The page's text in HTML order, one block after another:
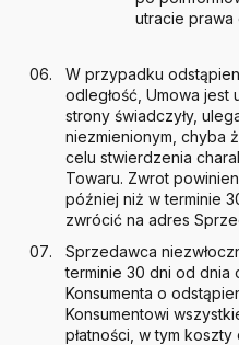
utracie prawa
W przypadku
odległość, Umowa jest
strony świadczyły,
niezmienionym, chyba
celu stwierdzenia
Towaru. Zwrot
później niż w terminie
zwrócić na adres
Sprzedawca
terminie 30 dni od dnia
Konsumenta o
Konsumentowi
płatności, w tym